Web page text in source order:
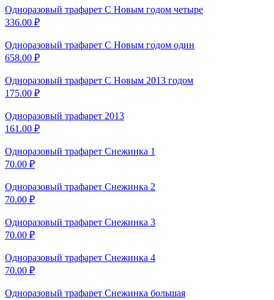
Одноразовый трафарет С Новым годом четыре
336.00 ₽
Одноразовый трафарет С Новым годом один
658.00 ₽
Одноразовый трафарет С Новым 2013 годом
175.00 ₽
Одноразовый трафарет 2013
161.00 ₽
Одноразовый трафарет Снежинка 1
70.00 ₽
Одноразовый трафарет Снежинка 2
70.00 ₽
Одноразовый трафарет Снежинка 3
70.00 ₽
Одноразовый трафарет Снежинка 4
70.00 ₽
Одноразовый трафарет Снежинка большая